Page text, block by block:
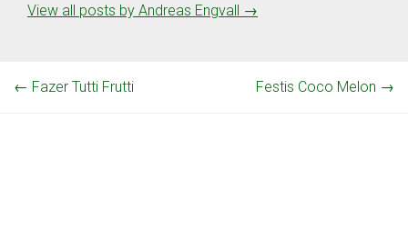
View all posts by Andreas Engvall →
← Fazer Tutti Frutti Festis Coco Melon →